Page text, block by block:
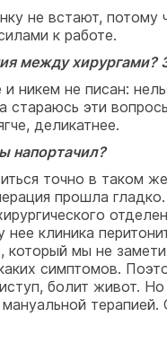
не встают, потому
к работе.
между хирургами?
никем не писан:
стараюсь эти
деликатнее.
напортачил?
точно в таком
прошла
нее клиника
который мы не
симптомов.
болит живот.
терапией.